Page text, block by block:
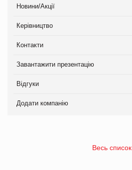
Новини/Акції
Керівництво
Контакти
Завантажити презентацію
Відгуки
Додати компанію
Весь список